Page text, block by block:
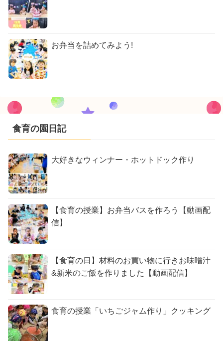
お弁当を詰めてみよう!
食育の園日記
大好きなウィンナー・ホットドック作り
【食育の授業】お弁当バスを作ろう【動画配
信】
【食育の日】材料のお買い物に行きお味噌汁
&新米のご飯を作りました【動画配信】
食育の授業「いちごジャム作り」クッキング